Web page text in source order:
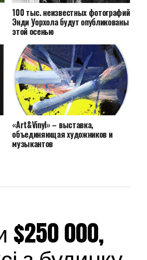
100 тыс. неизвестных фотографий
Энди Уорхола будут опубликованы
этой осенью
«Art&Vinyl» – выставка,
объединяющая художников и
музыкантов
000,